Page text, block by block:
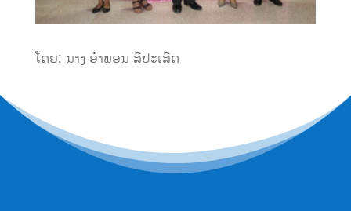
ໂດຍ: ນາງ ອຳພອນ ສີປະເສີດ